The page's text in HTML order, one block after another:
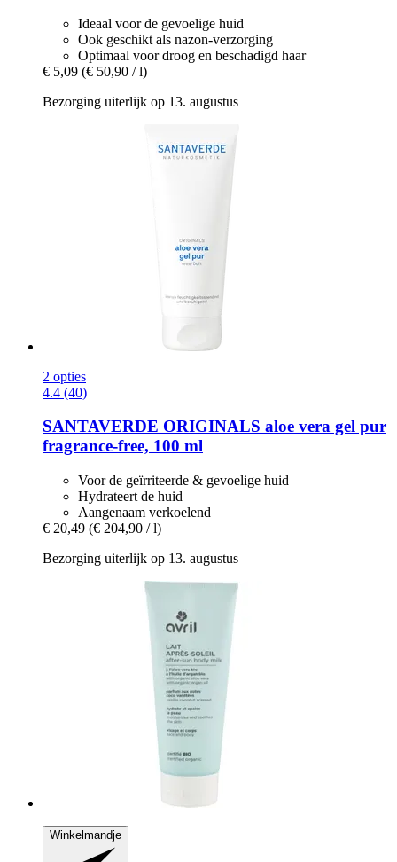
Ideaal voor de gevoelige huid
Ook geschikt als nazon-verzorging
Optimaal voor droog en beschadigd haar
€ 5,09 (€ 50,90 / l)
Bezorging uiterlijk op 13. augustus
2 opties
4.4 (40)
SANTAVERDE ORIGINALS aloe vera gel pur
fragrance-​free, 100 ml
Voor de geïrriteerde & gevoelige huid
Hydrateert de huid
Aangenaam verkoelend
€ 20,49 (€ 204,90 / l)
Bezorging uiterlijk op 13. augustus
Winkelmandje